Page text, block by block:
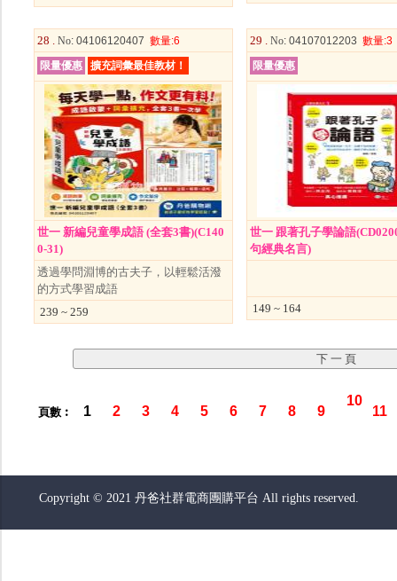
28 . No: 04106120407 數量:6
限量優惠
擴充詞彙最佳教材！
世一 新編兒童學成語 (全套3書)(C140
0-31)
透過學問淵博的古夫子，以輕鬆活潑
的方式學習成語
239 ~ 259
29 . No: 04107012203 數量:3
限量優惠
世一 跟著孔子學論語
句經典名言)
149 ~ 164
頁數︰ 1 2 3 4 5 6 7 8 9
10
11
Copyright © 2021 丹爸社群電商團購平台 All rights reserved.